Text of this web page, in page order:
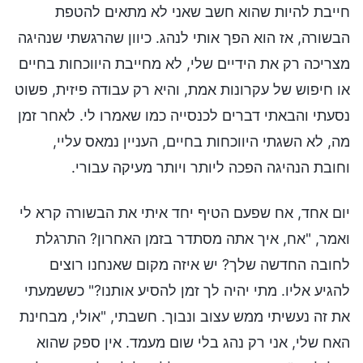
חייבת להיות שהוא חשב שאני לא מתאים להטפת
הבשורה, אז הוא הפך אותי לנהג. כיוון שהרגשתי שנהיגה
מצריכה רק את הידיים שלי, לא מחייבת היווכחות בחיים
או חיפוש של עקרונות אמת, והיא רק עבודה פיזית, פשוט
נסעתי והבאתי דברים לכנסייה כמו שאמרו לי. לאחר זמן
מה, לא השגתי היווכחות בחיים, העניין נמאס עליי,
וחובת הנהיגה הפכה ליותר ויותר מעיקה עבורי.
יום אחד, אח שפעם הטיף יחד איתי את הבשורה קרא לי
ואמר, "אח, איך אתה מסתדר בזמן האחרון? התרגלת
לחובה החדשה שלך? יש איזה מקום שאנחנו רוצים
להגיע אליו. מתי יהיה לך זמן להסיע אותנו?" כששמעתי
את זה נעשיתי ממש עצוב ונבוך. חשבתי, "אולי, מבחינת
האח שלי, אני רק נהג בלי שום מעמד. אין ספק שהוא